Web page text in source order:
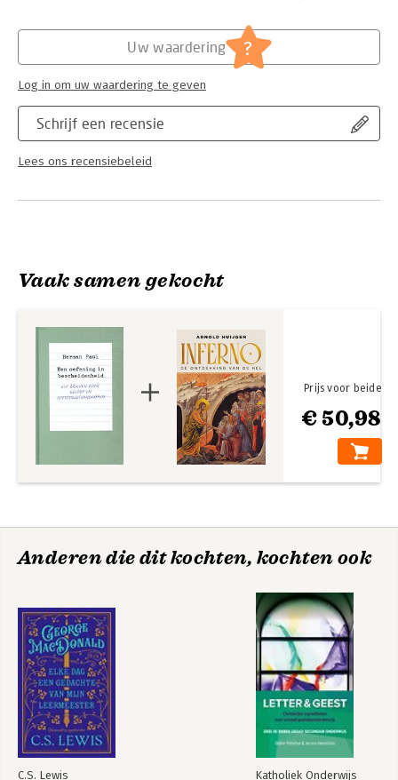
Schrijf een recensie
Lees ons recensiebeleid
Uw waardering ?
Log in om uw waardering te geven
Vaak samen gekocht
€ 50,98
Prijs voor beide
Anderen die dit kochten, kochten ook
C.S. Lewis Katholiek Onderwijs